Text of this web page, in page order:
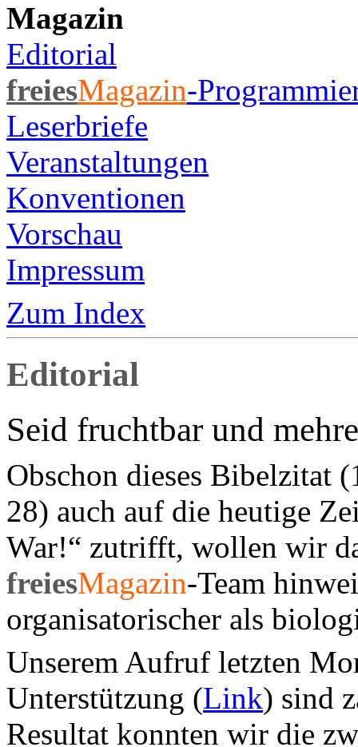
Magazin
Editorial
freiesMagazin-
Leserbriefe
Veranstaltungen
Konventionen
Vorschau
Impressum
Zum Index
Editorial
Seid fruchtbar und
Obschon dieses Bibelzitat
28) auch auf die heutige
War!“ zutrifft, wollen wir
freiesMagazin-Team
organisatorischer als
Unserem Aufruf letzten
Unterstützung (Link) sind
Resultat konnten wir die